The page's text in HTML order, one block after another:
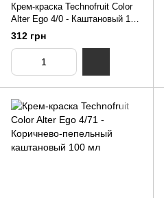
Крем-краска Technofruit Color
Alter Ego 4/0 - Каштановый 100
мл
312 грн